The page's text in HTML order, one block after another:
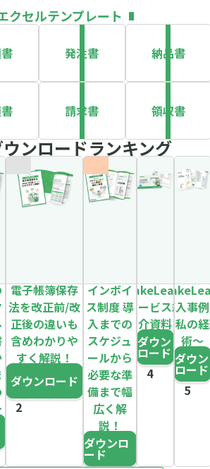
クセルテンプレート
発注書 納品書
請求書 領収書
ンロードランキング
電子帳簿保存
法を改正前/改
正後の違いも
含めわかりや
すく解説！
ダウンロード
インボイ
ス制度 導
入までの
スケジュ
ールから
必要な準
備まで幅
広く解
説！
ダウンロ
ード
MakeLeaps
サービス紹
介資料
ダウン
ロード
導入事
～私の
術～
ダウン
ロード